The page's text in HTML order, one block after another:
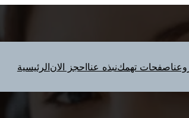
الرئيسيةاحجز الاننبذه عناصفحات تهمك